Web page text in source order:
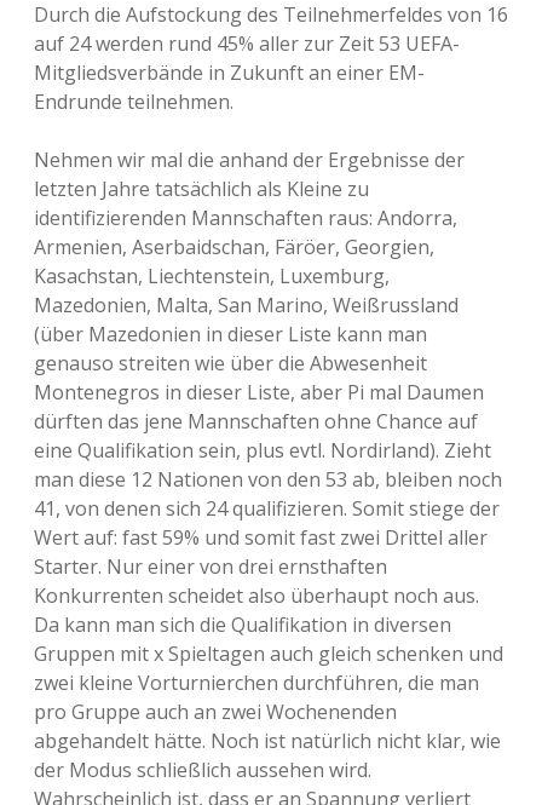
Durch die Aufstockung des Teilnehmerfeldes von 16
auf 24 werden rund 45% aller zur Zeit 53 UEFA-
Mitgliedsverbände in Zukunft an einer EM-
Endrunde teilnehmen.
Nehmen wir mal die anhand der Ergebnisse der
letzten Jahre tatsächlich als Kleine zu
identifizierenden Mannschaften raus: Andorra,
Armenien, Aserbaidschan, Färöer, Georgien,
Kasachstan, Liechtenstein, Luxemburg,
Mazedonien, Malta, San Marino, Weißrussland
(über Mazedonien in dieser Liste kann man
genauso streiten wie über die Abwesenheit
Montenegros in dieser Liste, aber Pi mal Daumen
dürften das jene Mannschaften ohne Chance auf
eine Qualifikation sein, plus evtl. Nordirland). Zieht
man diese 12 Nationen von den 53 ab, bleiben noch
41, von denen sich 24 qualifizieren. Somit stiege der
Wert auf: fast 59% und somit fast zwei Drittel aller
Starter. Nur einer von drei ernsthaften
Konkurrenten scheidet also überhaupt noch aus.
Da kann man sich die Qualifikation in diversen
Gruppen mit x Spieltagen auch gleich schenken und
zwei kleine Vorturnierchen durchführen, die man
pro Gruppe auch an zwei Wochenenden
abgehandelt hätte. Noch ist natürlich nicht klar, wie
der Modus schließlich aussehen wird.
Wahrscheinlich ist, dass er an Spannung verliert